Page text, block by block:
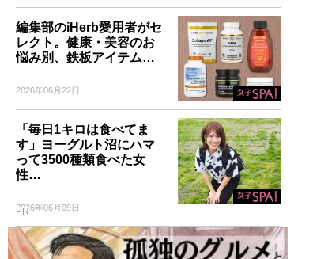
編集部のiHerb愛用者がセ
レクト。健康・美容のお
悩み別、鉄板アイテム…
2026年06月22日
「毎日1キロは食べてま
す」ヨーグルト沼にハマ
って3500種類食べた女
性…
2026年06月09日
PR